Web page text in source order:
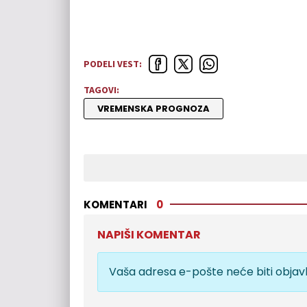
PODELI VEST:
TAGOVI:
VREMENSKA PROGNOZA
KOMENTARI 0
NAPIŠI KOMENTAR
Vaša adresa e-pošte neće biti